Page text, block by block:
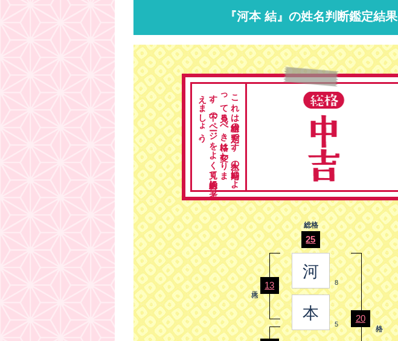
『河本 結』の姓名判断鑑定結果
こ
れ
は
総格の
判定で
す
。
人生の
時期に
よ
っ
て
見る
べ
き
格は
変わ
り
ま
す
。
下の
ペ
ージ
を
よ
く
見て
総合的に
考
え
ま
し
ょ
う
。
総格
25
河
8
本
5
13
20